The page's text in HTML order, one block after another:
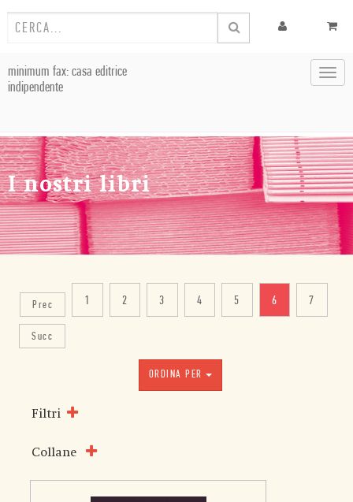
minimum fax: casa editrice
indipendente
I nostri libri
Prec 1 2 3 4 5 6 7
Succ
ORDINA PER
Filtri
Collane